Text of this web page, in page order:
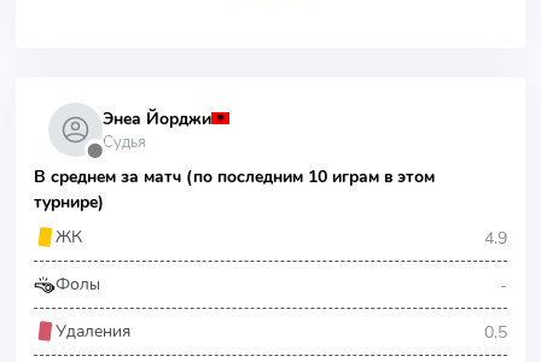
⬤
Энеа Йорджи
Судья
В среднем за матч (по последним 10 играм в этом
турнире)
ЖК
4.9
Фолы -
Удаления 0.5